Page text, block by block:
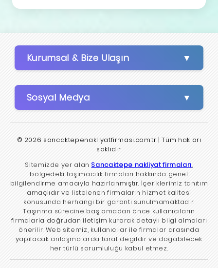
Kurumsal & Bize Ulaşın
Sosyal Medya
© 2026 sancaktepenakliyatfirmasi.com.tr | Tüm hakları
saklıdır.
Sitemizde yer alan Sancaktepe nakliyat firmaları,
bölgedeki taşımacılık firmaları hakkında genel
bilgilendirme amacıyla hazırlanmıştır. İçeriklerimiz tanıtım
amaçlıdır ve listelenen firmaların hizmet kalitesi
konusunda herhangi bir garanti sunulmamaktadır.
Taşınma sürecine başlamadan önce kullanıcıların
firmalarla doğrudan iletişim kurarak detaylı bilgi almaları
önerilir. Web sitemiz, kullanıcılar ile firmalar arasında
yapılacak anlaşmalarda taraf değildir ve doğabilecek
her türlü sorumluluğu kabul etmez.